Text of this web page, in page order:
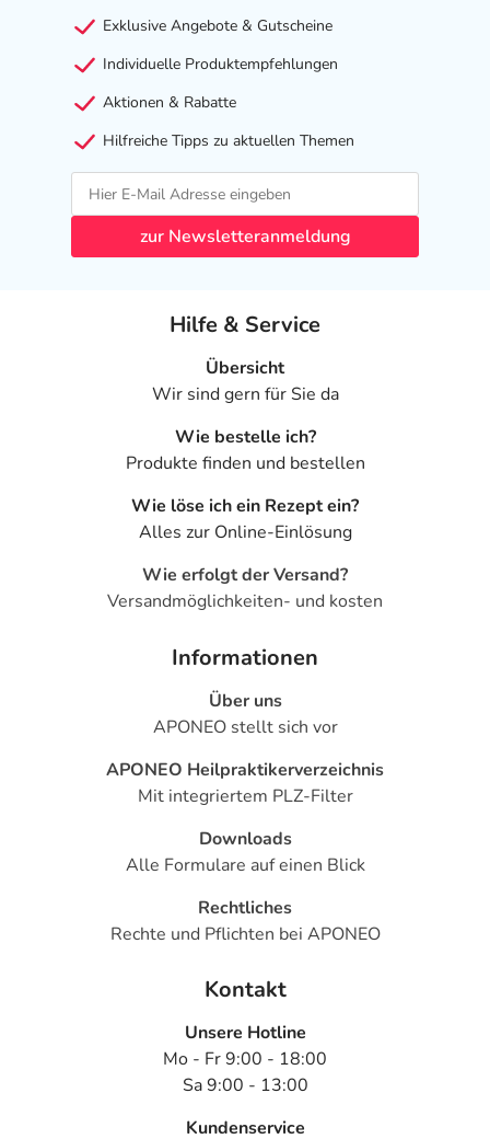
Exklusive Angebote & Gutscheine
Individuelle Produktempfehlungen
Aktionen & Rabatte
Hilfreiche Tipps zu aktuellen Themen
zur Newsletteranmeldung
Hilfe & Service
Übersicht
Wir sind gern für Sie da
Wie bestelle ich?
Produkte finden und bestellen
Wie löse ich ein Rezept ein?
Alles zur Online-Einlösung
Wie erfolgt der Versand?
Versandmöglichkeiten- und kosten
Informationen
Über uns
APONEO stellt sich vor
APONEO Heilpraktikerverzeichnis
Mit integriertem PLZ-Filter
Downloads
Alle Formulare auf einen Blick
Rechtliches
Rechte und Pflichten bei APONEO
Kontakt
Unsere Hotline
Mo - Fr 9:00 - 18:00
Sa 9:00 - 13:00
Kundenservice